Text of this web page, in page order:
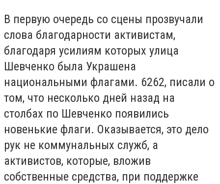
В первую очередь со сцены прозвучали
слова благодарности активистам,
благодаря усилиям которых улица
Шевченко была Украшена
национальными флагами. 6262, писали о
том, что несколько дней назад на
столбах по Шевченко появились
новенькие флаги. Оказывается, это дело
рук не коммунальных служб, а
активистов, которые, вложив
собственные средства, при поддержке